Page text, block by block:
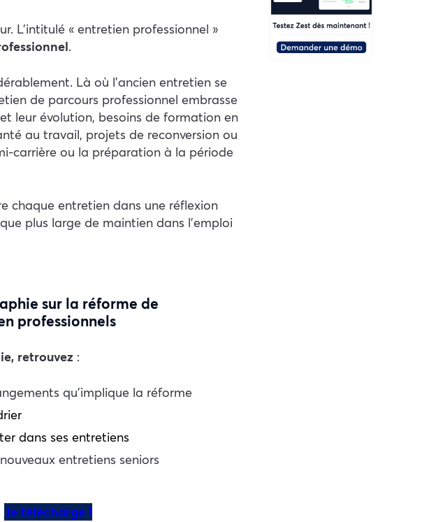
L’intitulé « entretien professionnel »
.
Là où l’ancien entretien se
de parcours professionnel embrasse
leur évolution, besoins de formation en
au travail, projets de reconversion ou
carrière ou la préparation à la période
chaque entretien dans une réflexion
plus large de maintien dans l’emploi
sur la réforme de
professionnels
retrouvez :
qu’implique la réforme
dans ses entretiens
entretiens seniors
Je télécharge !